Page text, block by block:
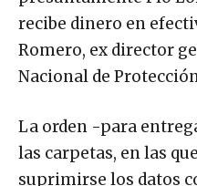
recibe dinero en
Romero, ex director
Nacional de
La orden -para
las carpetas, en las
suprimirse los datos